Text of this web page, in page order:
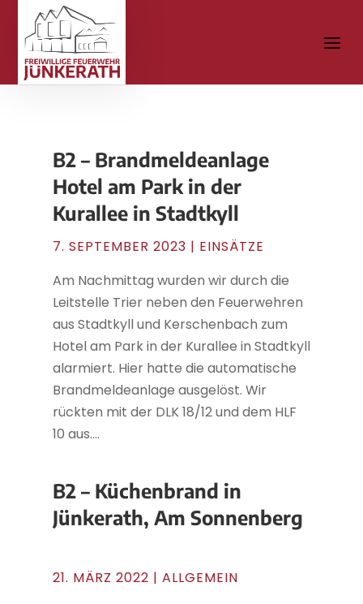
B2 – Brandmeldeanlage
Hotel am Park in der
Kurallee in Stadtkyll
7. SEPTEMBER 2023 | EINSÄTZE
Am Nachmittag wurden wir durch die
Leitstelle Trier neben den Feuerwehren
aus Stadtkyll und Kerschenbach zum
Hotel am Park in der Kurallee in Stadtkyll
alarmiert. Hier hatte die automatische
Brandmeldeanlage ausgelöst. Wir
rückten mit der DLK 18/12 und dem HLF
10 aus....
B2 – Küchenbrand in
Jünkerath, Am Sonnenberg
21. MÄRZ 2022 | ALLGEMEIN